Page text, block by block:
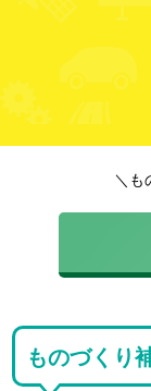
＼も
ものづくり